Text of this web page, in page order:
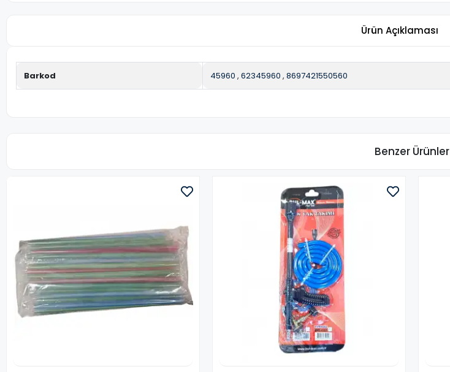
Ürün Açıklaması
Barkod 45960 , 62345960 , 8697421550560
Benzer Ürünler